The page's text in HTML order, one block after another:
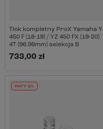
Tłok kompletny ProX Yamaha
450 F (18-19) / YZ 450 FX (19-20)
4T (96.96mm) selekcja B
733,00 zł
RATY 0%